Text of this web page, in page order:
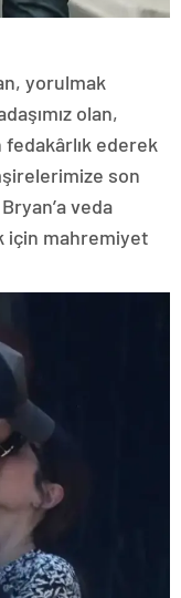
yorulmak
olan,
ederek
son
veda
için mahremiyet